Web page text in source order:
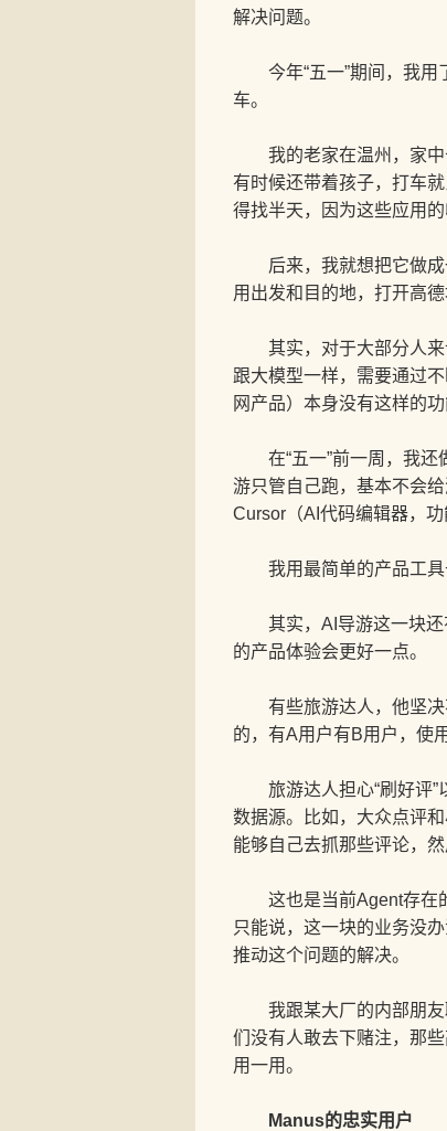
解决问题。
今年“五一”期间，我用
车。
我的老家在温州，家中
有时候还带着孩子，打车
得找半天，因为这些应用
后来，我就想把它做成
用出发和目的地，打开高德
其实，对于大部分人来
跟大模型一样，需要通过
网产品）本身没有这样的
在“五一”前一周，我还
游只管自己跑，基本不会
Cursor（AI代码编辑器，
我用最简单的产品工具
其实，AI导游这一块还
的产品体验会更好一点。
有些旅游达人，他坚决
的，有A用户有B用户，使
旅游达人担心“刷好评”
数据源。比如，大众点评
能够自己去抓那些评论，
这也是当前Agent存在的
只能说，这一块的业务没
推动这个问题的解决。
我跟某大厂的内部朋友
们没有人敢去下赌注，那
用一用。
Manus的忠实用户